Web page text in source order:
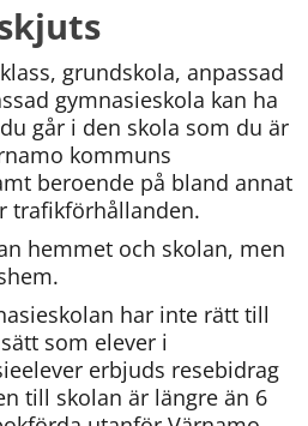
grundskola, anpassad
gymnasieskola kan ha
går i den skola som du är
kommuns
beroende på bland annat
trafikförhållanden.
hemmet och skolan, men
har inte rätt till
som elever i
erbjuds resebidrag
till skolan är längre än 6